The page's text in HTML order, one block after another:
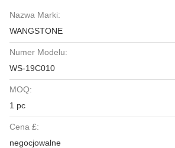
Nazwa Marki:
WANGSTONE
Numer Modelu:
WS-19C010
MOQ:
1 pc
Cena £:
negocjowalne